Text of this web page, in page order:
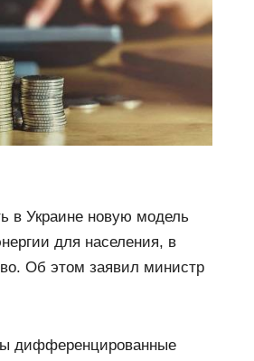
в Украине новую модель
для населения, в
Об этом заявил министр
дифференцированные